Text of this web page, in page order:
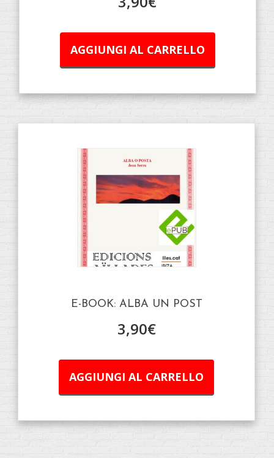
AGGIUNGI AL CARRELLO
E-BOOK: ALBA UN POST
3,90€
AGGIUNGI AL CARRELLO